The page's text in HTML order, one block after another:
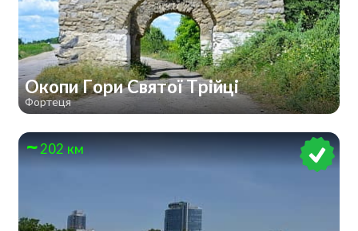
Окопи Гори Святої Трійці
Фортеця
202 км